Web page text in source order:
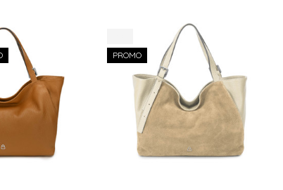
PROMO